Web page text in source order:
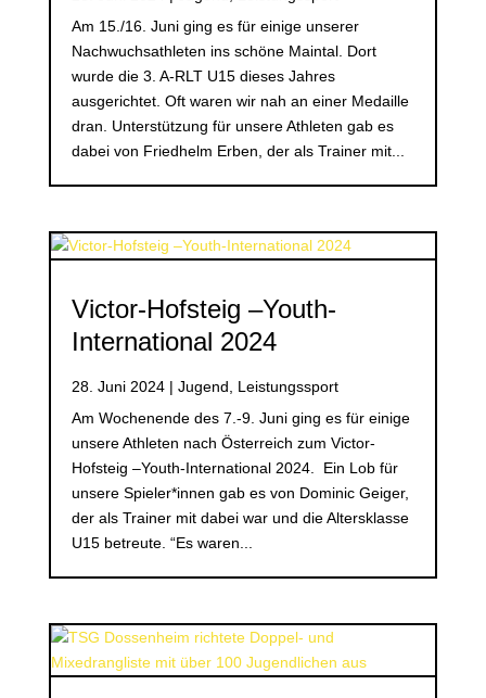
Am 15./16. Juni ging es für einige unserer
Nachwuchsathleten ins schöne Maintal. Dort
wurde die 3. A-RLT U15 dieses Jahres
ausgerichtet. Oft waren wir nah an einer Medaille
dran. Unterstützung für unsere Athleten gab es
dabei von Friedhelm Erben, der als Trainer mit...
Victor-Hofsteig –Youth-
International 2024
28. Juni 2024| Jugend
Leistungssport
Am Wochenende des 7.-9. Juni ging es für einige
unsere Athleten nach Österreich zum Victor-
Hofsteig –Youth-International 2024. Ein Lob für
unsere Spieler*innen gab es von Dominic Geiger,
der als Trainer mit dabei war und die Altersklasse
U15 betreute. “Es waren...